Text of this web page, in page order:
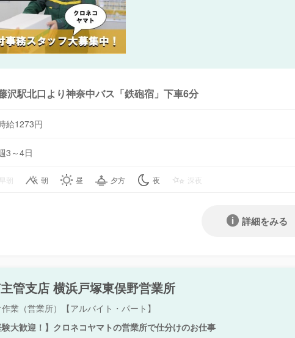
沢駅北口より神奈中バス「鉄砲宿」下車6分
給1273円
3～4日
朝 朝 昼 夕方 夜 深夜
詳細をみる
管支店 横浜戸塚東俣野営業所
業（営業所）【アルバイト・パート】
大歓迎！】クロネコヤマトの営業所で仕分けのお仕事